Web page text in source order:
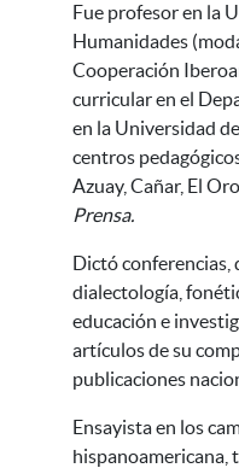
Fue profesor en la
Humanidades
Cooperación
curricular en el
en la Universidad
centros
Azuay, Cañar, El
Prensa.
Dictó conferencias,
dialectología,
educación e
artículos de su
publicaciones
Ensayista en los
hispanoamericana,